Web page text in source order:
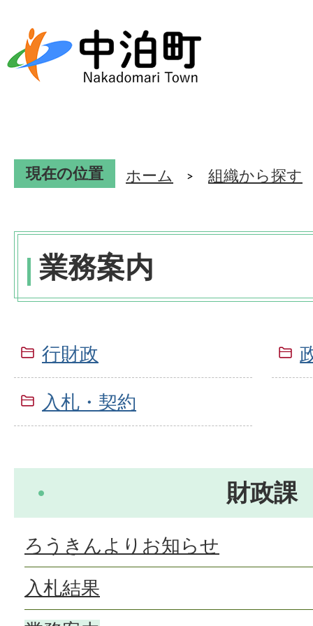
現在の位置 ホーム 組織から探す
業務案内
行財政
入札・契約
財政課
ろうきんよりお知らせ
入札結果